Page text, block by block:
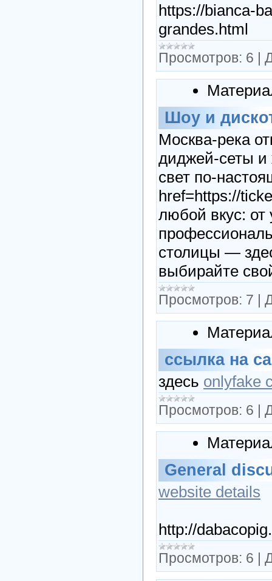
https://bianca-
grandes.html
Просмотров: 6 |
Шоу и
Москва-река
диджей-сеты и
свет по-
href=https://
любой вкус:
столицы —
выбирайте
Просмотров: 7 |
ссылка на
здесь onlyfake
Просмотров: 6 |
General
website details
http://
Просмотров: 6 |